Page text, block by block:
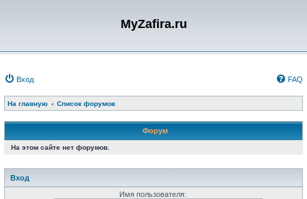
MyZafira.ru
Вход FAQ
На главную Список форумов
Форум
На этом сайте нет форумов.
Вход
Имя пользователя: